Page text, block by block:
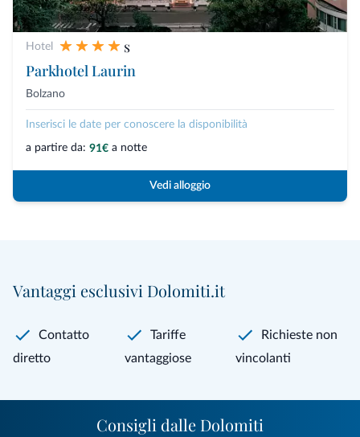
Hotel
s
Parkhotel Laurin
Bolzano
Inserisci le date per conoscere la disponibilità
a partire da: 91€ a notte
Vedi alloggio
Vantaggi esclusivi Dolomiti.it
Contatto
diretto
Tariffe
vantaggiose
Richieste non
vincolanti
Consigli dalle Dolomiti